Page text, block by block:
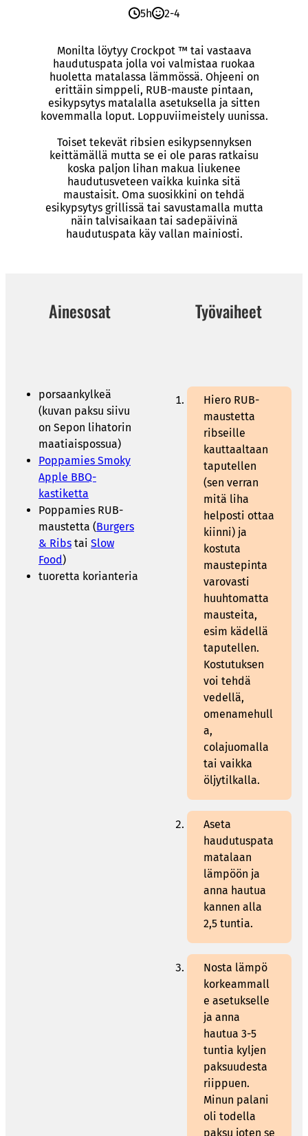
5h 2-4
Monilta löytyy Crockpot ™ tai vastaava
haudutuspata jolla voi valmistaa ruokaa
huoletta matalassa lämmössä. Ohjeeni on
erittäin simppeli, RUB-mauste pintaan,
esikypsytys matalalla asetuksella ja sitten
kovemmalla loput. Loppuviimeistely uunissa.
Toiset tekevät ribsien esikypsennyksen
keittämällä mutta se ei ole paras ratkaisu
koska paljon lihan makua liukenee
haudutusveteen vaikka kuinka sitä
maustaisit. Oma suosikkini on tehdä
esikypsytys grillissä tai savustamalla mutta
näin talvisaikaan tai sadepäivinä
haudutuspata käy vallan mainiosti.
Ainesosat Työvaiheet
porsaankylkeä
(kuvan paksu siivu
on Sepon lihatorin
maatiaispossua)
Poppamies Smoky
Apple BBQ-
kastiketta
Poppamies RUB-
maustetta (Burgers
& Ribs tai Slow
Food)
tuoretta korianteria
Hiero RUB-
maustetta
ribseille
kauttaaltaan
taputellen
(sen verran
mitä liha
helposti ottaa
kiinni) ja
kostuta
maustepinta
varovasti
huuhtomatta
mausteita,
esim kädellä
taputellen.
Kostutuksen
voi tehdä
vedellä,
omenamehull
a,
colajuomalla
tai vaikka
öljytilkalla.
Aseta
haudutuspata
matalaan
lämpöön ja
anna hautua
kannen alla
2,5 tuntia.
Nosta lämpö
korkeammall
e asetukselle
ja anna
hautua 3-5
tuntia kyljen
paksuudesta
riippuen.
Minun palani
oli todella
paksu joten se